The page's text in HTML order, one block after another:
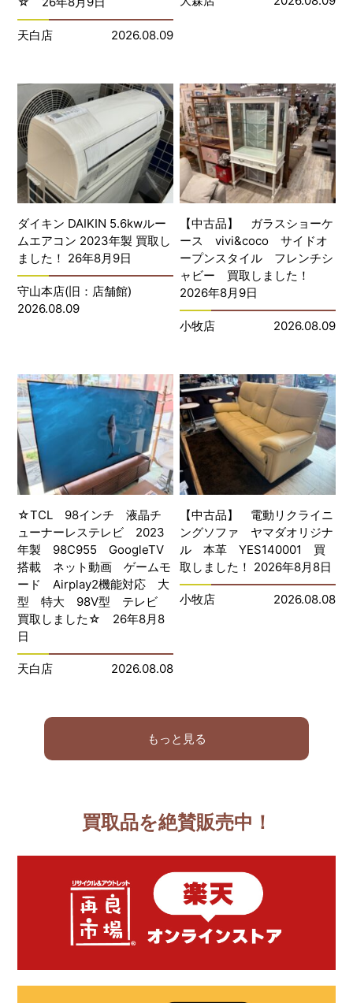
天白店 2026.08.09
ダイキン DAIKIN 5.6kwルー
ムエアコン 2023年製 買取し
ました！ 26年8月9日
守山本店(旧：店舗館)
2026.08.09
【中古品】 ガラスショーケ
ース vivi&coco サイドオ
ープンスタイル フレンチシ
ャビー 買取しました！
2026年8月9日
小牧店 2026.08.09
☆TCL 98インチ 液晶チ
ューナーレステレビ 2023
年製 98C955 GoogleTV
搭載 ネット動画 ゲームモ
ード Airplay2機能対応 大
型 特大 98V型 テレビ
買取しました☆ 26年8月8
日
天白店 2026.08.08
【中古品】 電動リクライニ
ングソファ ヤマダオリジナ
ル 本革 YES140001 買
取しました！ 2026年8月8日
小牧店 2026.08.08
もっと見る
買取品を絶賛販売中！